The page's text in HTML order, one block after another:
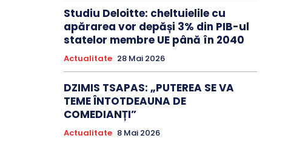
Studiu Deloitte: cheltuielile cu
apărarea vor depăși 3% din PIB-ul
statelor membre UE până în 2040
Actualitate 28 Mai 2026
DZIMIS TSAPAS: „PUTEREA SE VA
TEME ÎNTOTDEAUNA DE
COMEDIANȚI”
Actualitate 8 Mai 2026